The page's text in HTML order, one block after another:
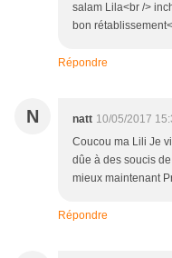
salam Lila<br />
bon
Répondre
N natt 10/05/2017
Coucou ma Lili Je
dûe à des soucis
mieux maintenant
Répondre